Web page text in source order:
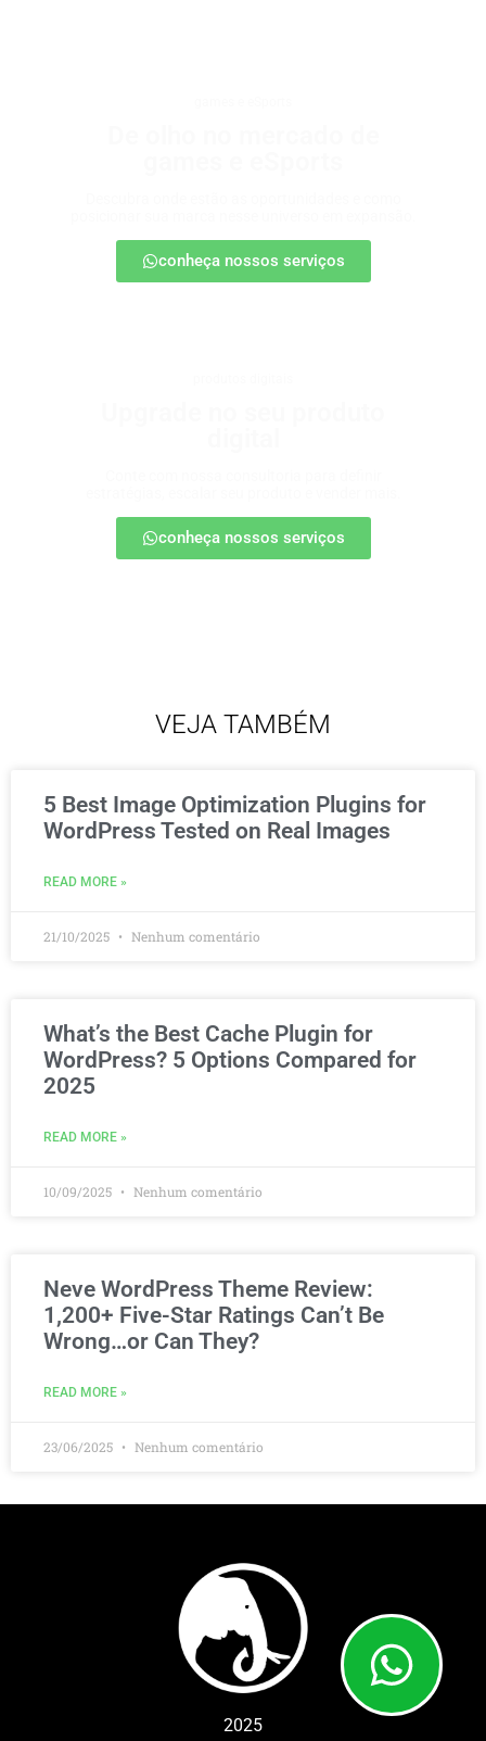
conheça nossos serviços
conheça nossos serviços
VEJA TAMBÉM
5 Best Image Optimization Plugins for
WordPress Tested on Real Images
READ MORE »
21/10/2025 Nenhum comentário
What’s the Best Cache Plugin for
WordPress? 5 Options Compared for
2025
READ MORE »
10/09/2025 Nenhum comentário
Neve WordPress Theme Review:
1,200+ Five-Star Ratings Can’t Be
Wrong…or Can They?
READ MORE »
23/06/2025 Nenhum comentário
2025